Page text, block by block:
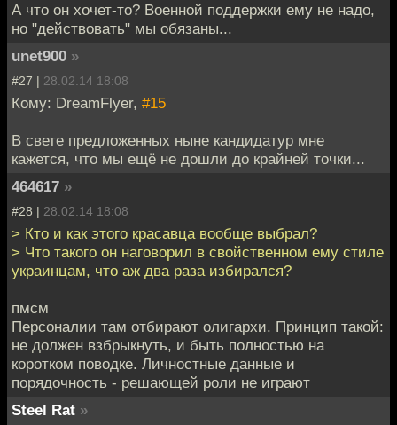
А что он хочет-то? Военной поддержки ему не надо,
но "действовать" мы обязаны...
unet900 »
#27 | 28.02.14 18:08
Кому: DreamFlyer, #15
В свете предложенных ныне кандидатур мне
кажется, что мы ещё не дошли до крайней точки...
464617 »
#28 | 28.02.14 18:08
> Кто и как этого красавца вообще выбрал?
> Что такого он наговорил в свойственном ему стиле
украинцам, что аж два раза избирался?
пмсм
Персоналии там отбирают олигархи. Принцип такой:
не должен взбрыкнуть, и быть полностью на
коротком поводке. Личностные данные и
порядочность - решающей роли не играют
Steel Rat »